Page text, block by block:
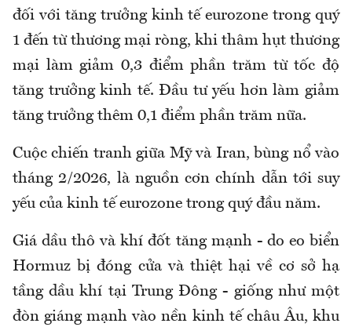
đối với tăng trưởng kinh tế eurozone trong quý
1 đến từ thương mại ròng, khi thâm hụt thương
mại làm giảm 0,3 điểm phần trăm từ tốc độ
tăng trưởng kinh tế. Đầu tư yếu hơn làm giảm
tăng trưởng thêm 0,1 điểm phần trăm nữa.
Cuộc chiến tranh giữa Mỹ và Iran, bùng nổ vào
tháng 2/2026, là nguồn cơn chính dẫn tới suy
yếu của kinh tế eurozone trong quý đầu năm.
Giá dầu thô và khí đốt tăng mạnh - do eo biển
Hormuz bị đóng cửa và thiệt hại về cơ sở hạ
tầng dầu khí tại Trung Đông - giống như một
đòn giáng mạnh vào nền kinh tế châu Âu, khu